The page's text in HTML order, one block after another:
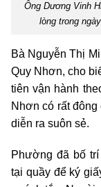
Ông Dương Vinh
lòng trong
Bà Nguyễn Thị
Quy Nhơn, cho
tiên vận hành
Nhơn có rất đông
diễn ra suôn sẻ.
Phường đã bố
tại quầy để ký